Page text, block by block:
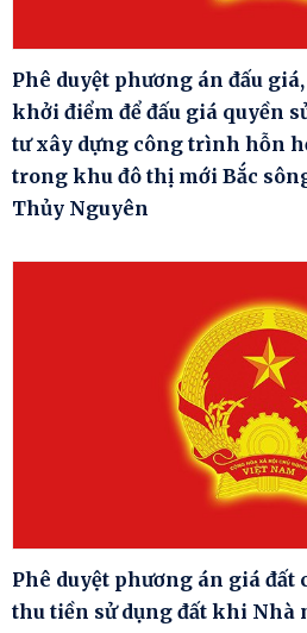
Phê duyệt phương án đấu
khởi điểm để đấu giá quyền
tư xây dựng công trình hỗn
trong khu đô thị mới Bắc
Thủy Nguyên
Phê duyệt phương án giá đất
thu tiền sử dụng đất khi Nhà